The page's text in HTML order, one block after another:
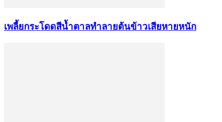
เพลี้ยกระโดดสีน้ำตาลทำลายต้นข้าวเสียหายหนัก